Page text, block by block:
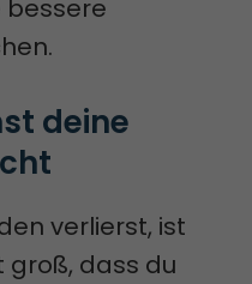
bessere
deine
verlierst, ist
groß, dass du